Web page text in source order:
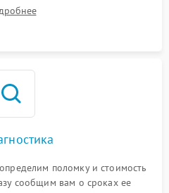
поломку и стоимость
сообщим вам о сроках ее